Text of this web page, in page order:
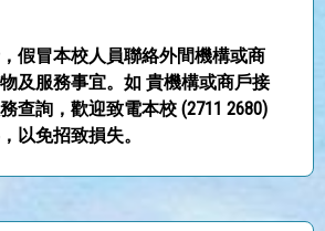
假冒本校人員聯絡外間機構或商
及服務事宜。如 貴機構或商戶接
查詢，歡迎致電本校 (2711 2680)
以免招致損失。